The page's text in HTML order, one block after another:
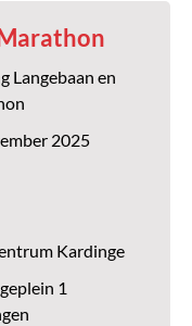
Langebaan en
2025
Kardinge
1